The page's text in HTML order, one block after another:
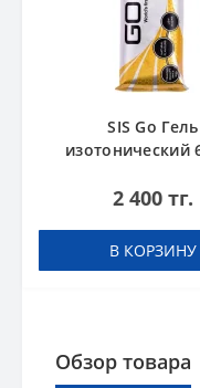
SIS Go Гель
изотонический
2 400 тг.
В КОРЗИНУ
Обзор товара